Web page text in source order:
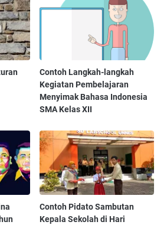
Contoh Langkah-langkah
Kegiatan Pembelajaran
Menyimak Bahasa Indonesia
SMA Kelas XII
Contoh Pidato Sambutan
Kepala Sekolah di Hari